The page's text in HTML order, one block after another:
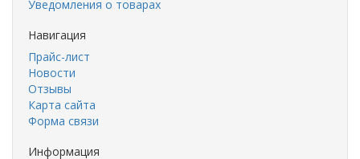
Уведомления о товарах
Навигация
Прайс-лист
Новости
Отзывы
Карта сайта
Форма связи
Информация